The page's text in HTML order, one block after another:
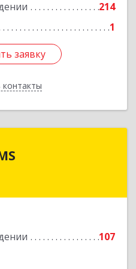
214
1
заявку
контакты
заявку
107
обл, Гурьевский р-н,